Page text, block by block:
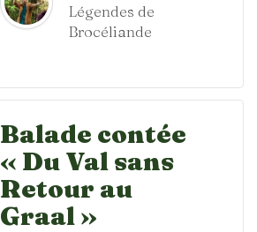
Légendes de
Brocéliande
Balade contée
« Du Val sans
Retour au
Graal »